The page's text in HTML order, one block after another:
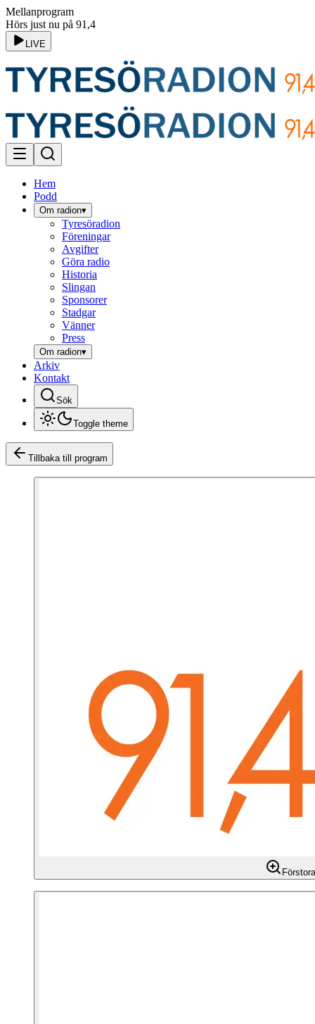
Mellanprogram
Hörs just nu på 91,4
LIVE
Hem
Podd
Om radion▾
Tyresöradion
Föreningar
Avgifter
Göra radio
Historia
Slingan
Sponsorer
Stadgar
Vänner
Press
Om radion▾
Arkiv
Kontakt
Sök
Toggle theme
Tillbaka till program
Förstora